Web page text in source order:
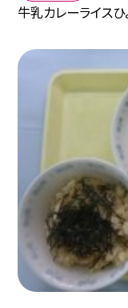
牛乳カレーライス